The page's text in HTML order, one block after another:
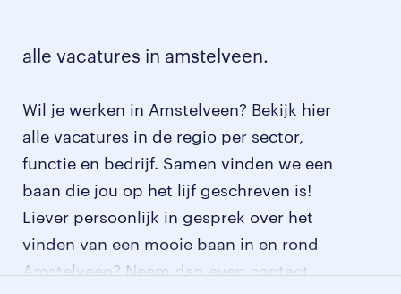
alle vacatures in amstelveen.
Wil je werken in Amstelveen? Bekijk hier
alle vacatures in de regio per sector,
functie en bedrijf. Samen vinden we een
baan die jou op het lijf geschreven is!
Liever persoonlijk in gesprek over het
vinden van een mooie baan in en rond
Amstelveen? Neem dan even contact